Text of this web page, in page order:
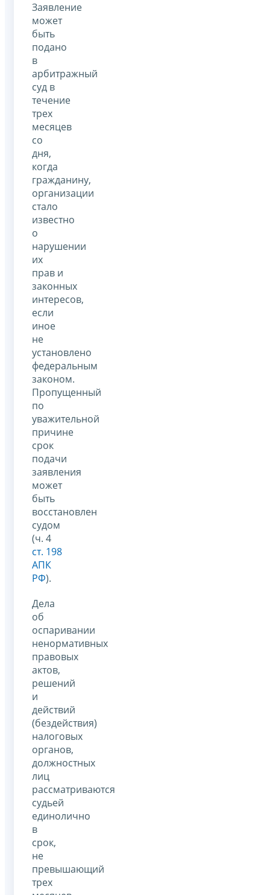
Заявление
может
быть
подано
в
арбитражный
суд в
течение
трех
месяцев
со
дня,
когда
гражданину,
организации
стало
известно
о
нарушении
их
прав и
законных
интересов,
если
иное
не
установлено
федеральным
законом.
Пропущенный
по
уважительной
причине
срок
подачи
заявления
может
быть
восстановлен
судом
(ч. 4
ст. 198
АПК
РФ).
Дела
об
оспаривании
ненормативных
правовых
актов,
решений
и
действий
(бездействия)
налоговых
органов,
должностных
лиц
рассматриваются
судьей
единолично
в
срок,
не
превышающий
трех